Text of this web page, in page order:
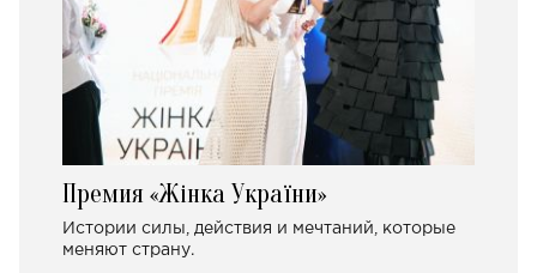
Премия «Жінка України»
Истории силы, действия и мечтаний, которые
меняют страну.